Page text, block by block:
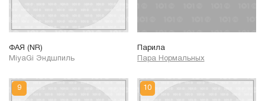
ФАЯ (NR)
MiyaGi Эндшпиль
Парила
Пара Нормальных